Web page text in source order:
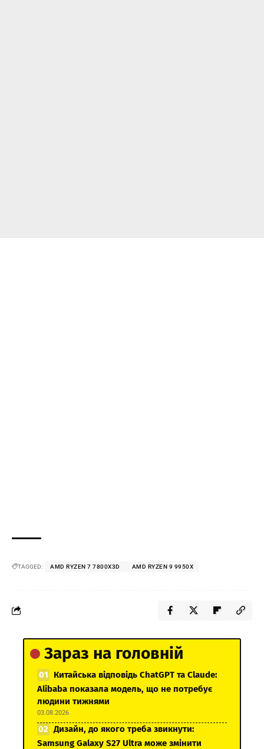
TAGGED: AMD RYZEN 7 7800X3D AMD RYZEN 9 9950X
Зараз на головній
Китайська відповідь ChatGPT та Claude:
Alibaba показала модель, що не потребує
людини тижнями
03.08.2026
Дизайн, до якого треба звикнути:
Samsung Galaxy S27 Ultra може змінити